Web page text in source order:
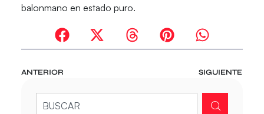
balonmano en estado puro.
ANTERIOR SIGUIENTE